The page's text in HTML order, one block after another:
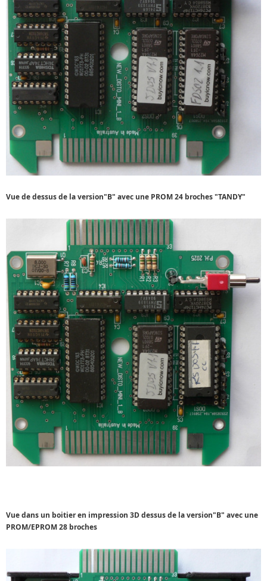
Vue de dessus de la version"B" avec une PROM 24 broches "TANDY"
Vue dans un boitier en impression 3D dessus de la version"B" avec une
PROM/EPROM 28 broches